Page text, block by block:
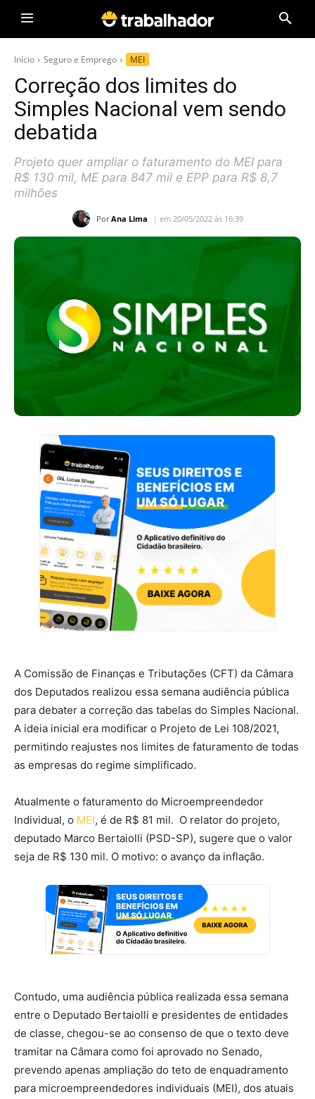
Início Seguro e Emprego MEI
Correção dos limites do
Simples Nacional vem sendo
debatida
Projeto quer ampliar o faturamento do MEI para
R$ 130 mil, ME para 847 mil e EPP para R$ 8,7
milhões
Por Ana Lima em 20/05/2022 às 16:39
A Comissão de Finanças e Tributações (CFT) da Câmara
dos Deputados realizou essa semana audiência pública
para debater a correção das tabelas do Simples Nacional.
A ideia inicial era modificar o Projeto de Lei 108/2021,
permitindo reajustes nos limites de faturamento de todas
as empresas do regime simplificado.
Atualmente o faturamento do Microempreendedor
Individual, o MEI, é de R$ 81 mil. O relator do projeto,
deputado Marco Bertaiolli (PSD-SP), sugere que o valor
seja de R$ 130 mil. O motivo: o avanço da inflação.
Contudo, uma audiência pública realizada essa semana
entre o Deputado Bertaiolli e presidentes de entidades
de classe, chegou-se ao consenso de que o texto deve
tramitar na Câmara como foi aprovado no Senado,
prevendo apenas ampliação do teto de enquadramento
para microempreendedores individuais (MEI), dos atuais